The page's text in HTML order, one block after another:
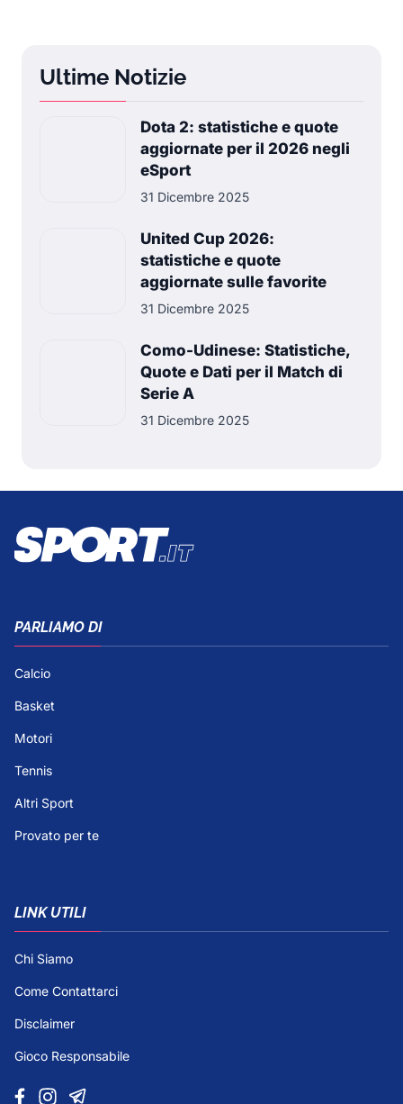
Ultime Notizie
Dota 2: statistiche e quote
aggiornate per il 2026 negli
eSport
31 Dicembre 2025
United Cup 2026:
statistiche e quote
aggiornate sulle favorite
31 Dicembre 2025
Como-Udinese: Statistiche,
Quote e Dati per il Match di
Serie A
31 Dicembre 2025
PARLIAMO DI
Calcio
Basket
Motori
Tennis
Altri Sport
Provato per te
LINK UTILI
Chi Siamo
Come Contattarci
Disclaimer
Gioco Responsabile